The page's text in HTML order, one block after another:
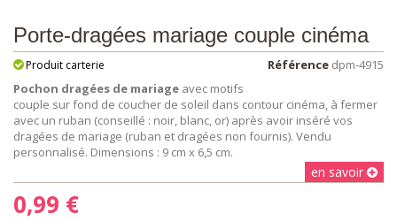
Porte-dragées mariage couple cinéma
Référence dpm-4915
Produit carterie
Pochon dragées de mariage avec motifs
couple sur fond de coucher de soleil dans contour cinéma, à fermer
avec un ruban (conseillé : noir, blanc, or) après avoir inséré vos
dragées de mariage (ruban et dragées non fournis). Vendu
personnalisé. Dimensions : 9 cm x 6,5 cm.
en savoir
0,99 €